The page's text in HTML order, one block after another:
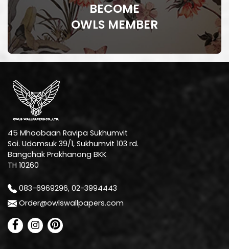
BECOME
OWLS MEMBER
45 Mhoobaan Ravipa Sukhumvit
Soi. Udomsuk 39/1, Sukhumvit 103 rd.
Bangchak Prakhanong BKK
TH 10260
083-6969296, 02-3994443
Order@owlswallpapers.com